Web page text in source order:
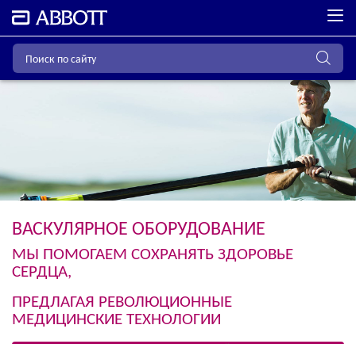
ВАСКУЛЯРНОЕ ОБОРУДОВАНИЕ
МЫ ПОМОГАЕМ СОХРАНЯТЬ ЗДОРОВЬЕ
СЕРДЦА,
ПРЕДЛАГАЯ РЕВОЛЮЦИОННЫЕ
МЕДИЦИНСКИЕ ТЕХНОЛОГИИ